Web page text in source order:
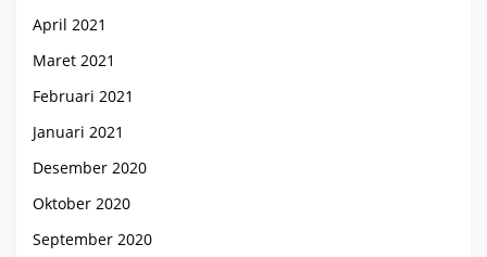
April 2021
Maret 2021
Februari 2021
Januari 2021
Desember 2020
Oktober 2020
September 2020